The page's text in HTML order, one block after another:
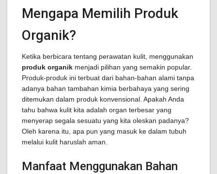
Mengapa Memilih Produk
Organik?
Ketika berbicara tentang perawatan kulit, menggunakan
produk organik menjadi pilihan yang semakin popular.
Produk-produk ini terbuat dari bahan-bahan alami tanpa
adanya bahan tambahan kimia berbahaya yang sering
ditemukan dalam produk konvensional. Apakah Anda
tahu bahwa kulit kita adalah organ terbesar yang
menyerap segala sesuatu yang kita oleskan padanya?
Oleh karena itu, apa pun yang masuk ke dalam tubuh
melalui kulit haruslah aman.
Manfaat Menggunakan Bahan